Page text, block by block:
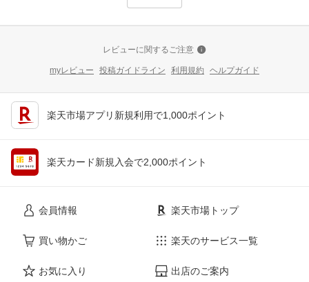
レビューに関するご注意
myレビュー 投稿ガイドライン 利用規約 ヘルプガイド
楽天市場アプリ新規利用で1,000ポイント
楽天カード新規入会で2,000ポイント
会員情報
買い物かご
お気に入り
楽天市場トップ
楽天のサービス一覧
出店のご案内